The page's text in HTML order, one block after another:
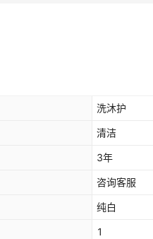
洗沐护
清洁
3年
咨询客服
纯白
1